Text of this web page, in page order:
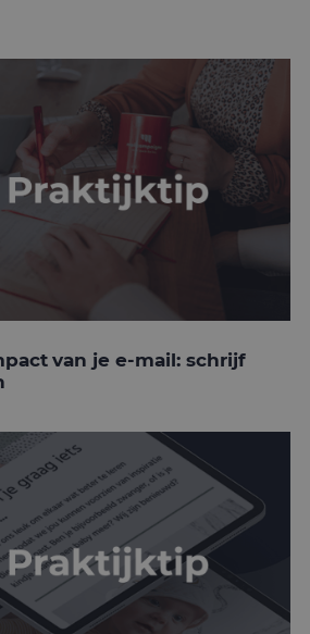
van je e-mail: schrijf